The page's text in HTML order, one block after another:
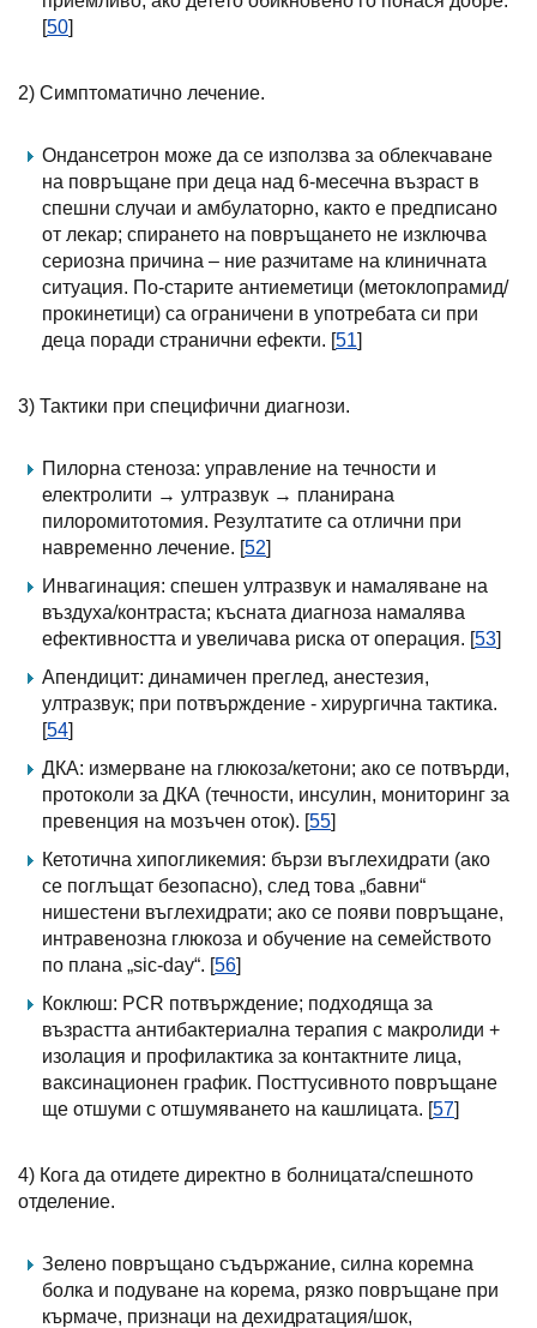
[50]
2) Симптоматично лечение.
Ондансетрон може да се използва за облекчаване
на повръщане при деца над 6-месечна възраст в
спешни случаи и амбулаторно, както е предписано
от лекар; спирането на повръщането не изключва
сериозна причина – ние разчитаме на клиничната
ситуация. По-старите антиеметици (метоклопрамид/
прокинетици) са ограничени в употребата си при
деца поради странични ефекти. [51]
3) Тактики при специфични диагнози.
Пилорна стеноза: управление на течности и
електролити → ултразвук → планирана
пилоромитотомия. Резултатите са отлични при
навременно лечение. [52]
Инвагинация: спешен ултразвук и намаляване на
въздуха/контраста; късната диагноза намалява
ефективността и увеличава риска от операция. [53]
Апендицит: динамичен преглед, анестезия,
ултразвук; при потвърждение - хирургична тактика.
[54]
ДКА: измерване на глюкоза/кетони; ако се потвърди,
протоколи за ДКА (течности, инсулин, мониторинг за
превенция на мозъчен оток). [55]
Кетотична хипогликемия: бързи въглехидрати (ако
се поглъщат безопасно), след това „бавни“
нишестени въглехидрати; ако се появи повръщане,
интравенозна глюкоза и обучение на семейството
по плана „sic-day“. [56]
Коклюш: PCR потвърждение; подходяща за
възрастта антибактериална терапия с макролиди +
изолация и профилактика за контактните лица,
ваксинационен график. Посттусивното повръщане
ще отшуми с отшумяването на кашлицата. [57]
4) Кога да отидете директно в болницата/спешното
отделение.
Зелено повръщано съдържание, силна коремна
болка и подуване на корема, рязко повръщане при
кърмаче, признаци на дехидратация/шок,